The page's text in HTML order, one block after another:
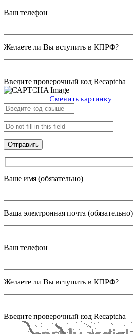
Ваш телефон
Желаете ли Вы вступить в КПРФ?
Введите проверочный код Recaptcha
Сменить картинку
Ваше имя (обязательно)
Ваша электронная почта (обязательно)
Ваш телефон
Желаете ли Вы вступить в КПРФ?
Введите проверочный код Recaptcha